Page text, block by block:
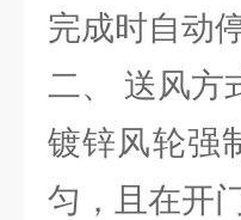
完成时自
二、 送风方
镀锌风轮强
匀，且在开